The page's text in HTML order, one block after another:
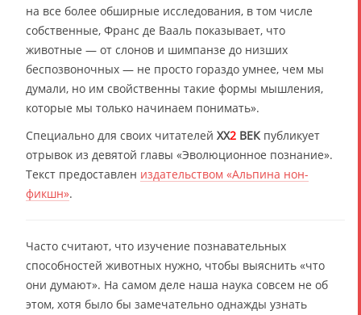
на все более обширные исследования, в том числе
собственные, Франс де Вааль показывает, что
животные — от слонов и шимпанзе до низших
беспозвоночных — не просто гораздо умнее, чем мы
думали, но им свойственны такие формы мышления,
которые мы только начинаем понимать».
Специально для своих читателей XX2 ВЕК публикует
отрывок из девятой главы «Эволюционное познание».
Текст предоставлен издательством «Альпина нон-
фикшн».
Часто считают, что изучение познавательных
способностей животных нужно, чтобы выяснить «что
они думают». На самом деле наша наука совсем не об
этом, хотя было бы замечательно однажды узнать